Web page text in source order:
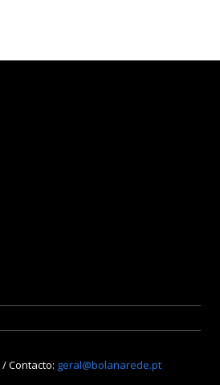
/ Contacto: geral@bolanarede.pt